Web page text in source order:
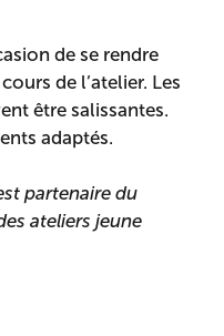
de se rendre
de l’atelier. Les
être salissantes.
adaptés.
partenaire du
ateliers jeune